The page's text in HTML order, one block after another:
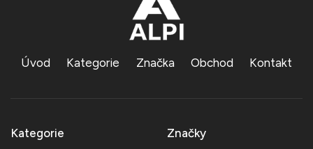
Úvod Kategorie Značka Obchod Kontakt
Kategorie Značky